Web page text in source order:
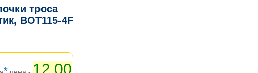
троса
BOT115-4F
12.00